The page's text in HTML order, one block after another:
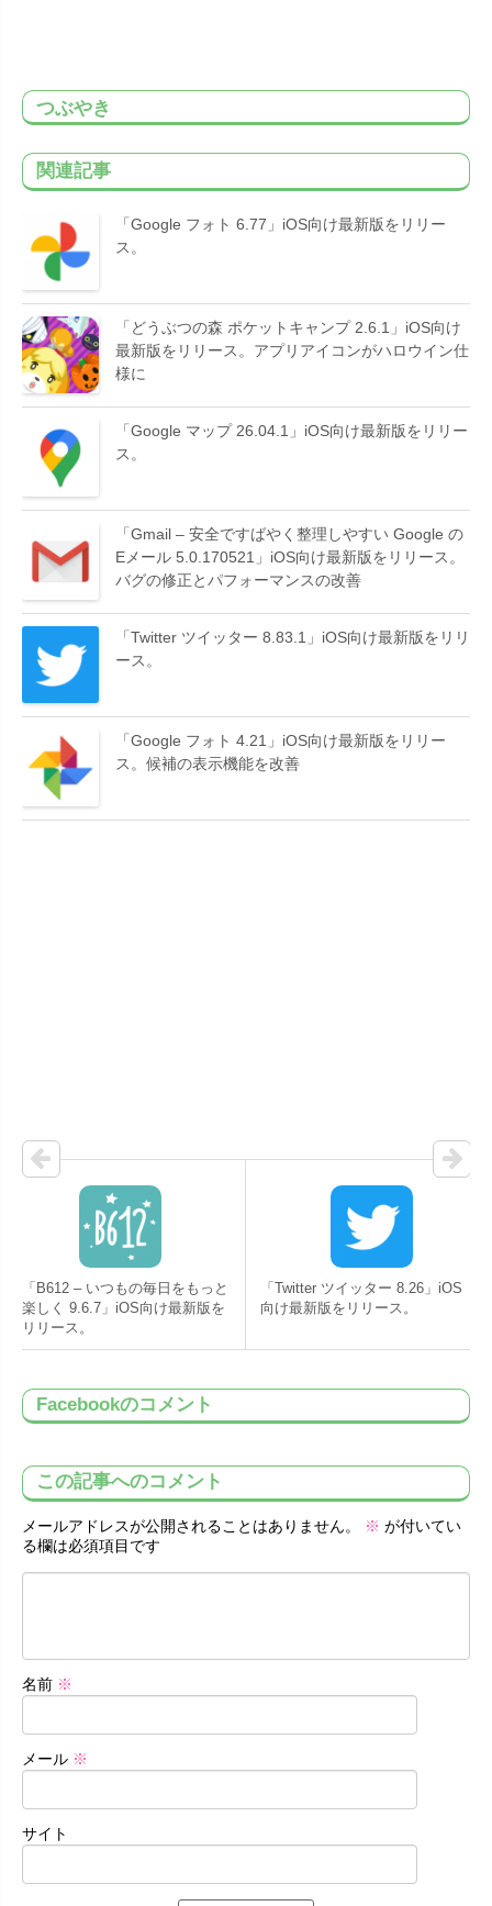
つぶやき
関連記事
「Google フォト 6.77」iOS向け最新版をリリー
ス。
「どうぶつの森 ポケットキャンプ 2.6.1」iOS向け
最新版をリリース。アプリアイコンがハロウイン仕
様に
「Google マップ 26.04.1」iOS向け最新版をリリー
ス。
「Gmail – 安全ですばやく整理しやすい Google の
Eメール 5.0.170521」iOS向け最新版をリリース。
バグの修正とパフォーマンスの改善
「Twitter ツイッター 8.83.1」iOS向け最新版をリリ
ース。
「Google フォト 4.21」iOS向け最新版をリリー
ス。候補の表示機能を改善
「B612 – いつもの毎日をもっと
楽しく 9.6.7」iOS向け最新版を
リリース。
「Twitter ツイッター 8.26」iOS
向け最新版をリリース。
Facebookのコメント
この記事へのコメント
メールアドレスが公開されることはありません。 ※ が付いてい
る欄は必須項目です
名前 ※
メール ※
サイト